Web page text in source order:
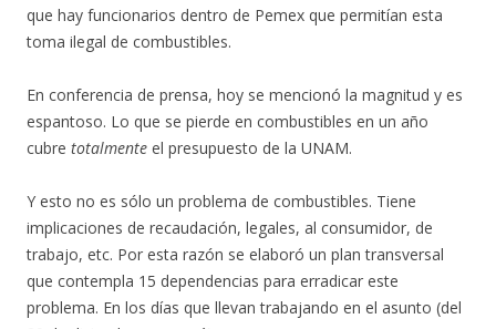
que hay funcionarios dentro de Pemex que permitían esta
toma ilegal de combustibles.
En conferencia de prensa, hoy se mencionó la magnitud y es
espantoso. Lo que se pierde en combustibles en un año
cubre totalmente el presupuesto de la UNAM.
Y esto no es sólo un problema de combustibles. Tiene
implicaciones de recaudación, legales, al consumidor, de
trabajo, etc. Por esta razón se elaboró un plan transversal
que contempla 15 dependencias para erradicar este
problema. En los días que llevan trabajando en el asunto (del